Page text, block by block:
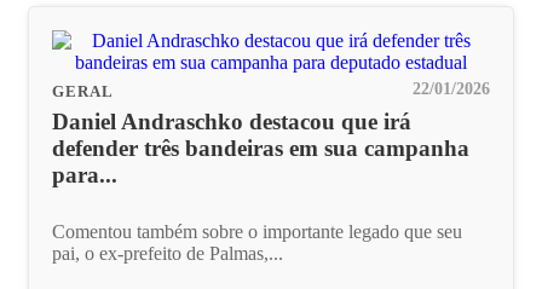
GERAL 22/01/2026
Daniel Andraschko destacou que irá
defender três bandeiras em sua campanha
para...
Comentou também sobre o importante legado que seu
pai, o ex-prefeito de Palmas,...